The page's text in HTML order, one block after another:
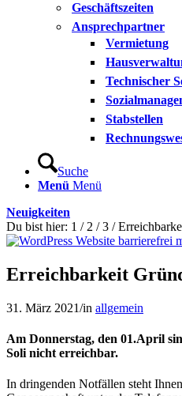
Geschäftszeiten
Ansprechpartner
Vermietung
Technischer
Stabstellen
Suche
Menü Menü
Neuigkeiten
Du bist hier: 1 / 2 / 3 /
Erreichbarkeit
31. März 2021/in allgemein
Am Donnerstag, den 01.April
Soli nicht erreichbar.
In dringenden Notfällen steht